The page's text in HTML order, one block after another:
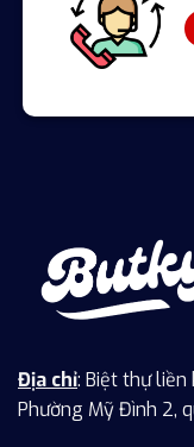
Địa chỉ: Biệt thự
Phường Mỹ Đình 2,